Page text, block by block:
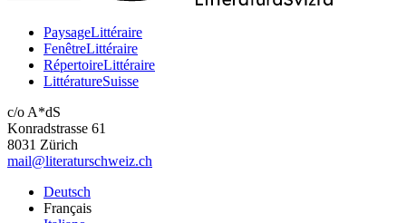
PaysageLittéraire
FenêtreLittéraire
RépertoireLittéraire
LittératureSuisse
c/o A*dS
Konradstrasse 61
8031 Zürich
mail@literaturschweiz.ch
Deutsch
Français